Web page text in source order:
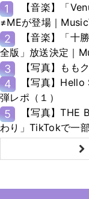
1
【音楽】「
≠MEが登場｜
2
【音楽】「十
全版」放送決定｜
3 【写真】もも
4
【写真】
弾レポ（１）
5
【写真】THE
わり」TikTokで一